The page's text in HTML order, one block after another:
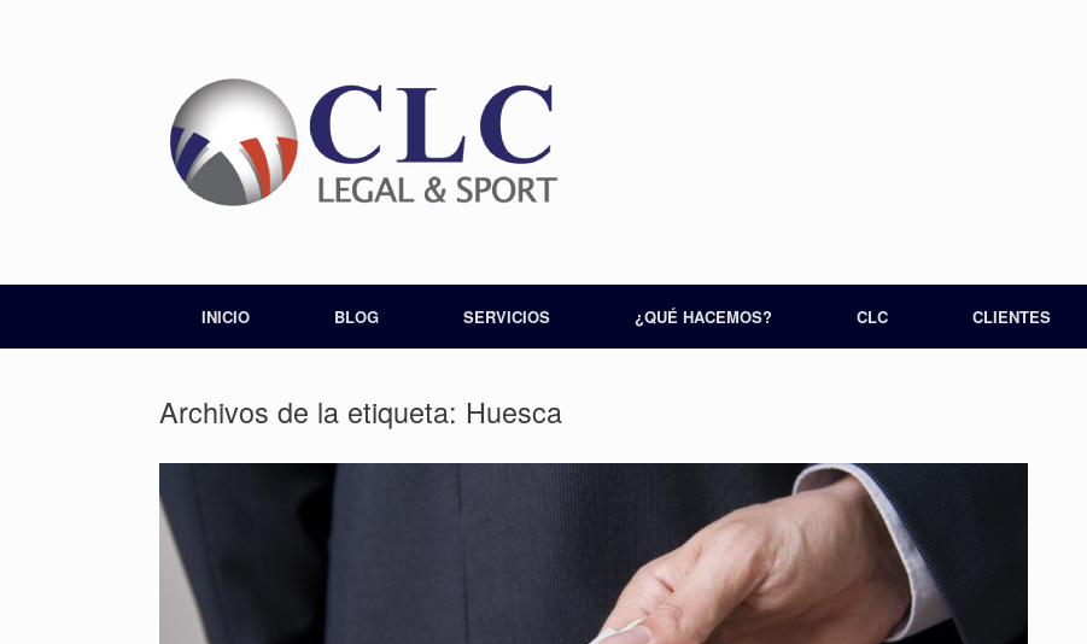
INICIO BLOG SERVICIOS ¿QUÉ HACEMOS? CLC CLIENTES
Archivos de la etiqueta: Huesca